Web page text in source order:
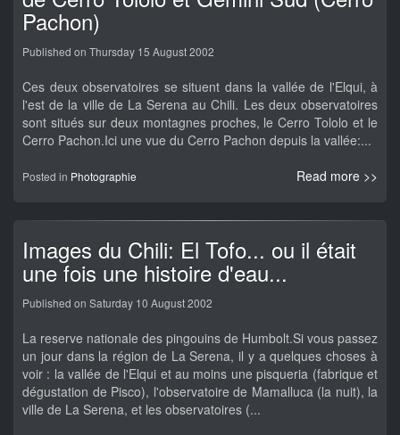
Pachon)
Published on Thursday 15 August 2002
Ces deux observatoires se situent dans la vallée de l'Elqui, à
l'est de la ville de La Serena au Chili. Les deux observatoires
sont situés sur deux montagnes proches, le Cerro Tololo et le
Cerro Pachon.Ici une vue du Cerro Pachon depuis la vallée:...
Read more >>
Posted in Photographie
Images du Chili: El Tofo... ou il était
une fois une histoire d'eau...
Published on Saturday 10 August 2002
La reserve nationale des pingouins de Humbolt.Si vous passez
un jour dans la région de La Serena, il y a quelques choses à
voir : la vallée de l'Elqui et au moins une pisqueria (fabrique et
dégustation de Pisco), l'observatoire de Mamalluca (la nuit), la
ville de La Serena, et les observatoires (...